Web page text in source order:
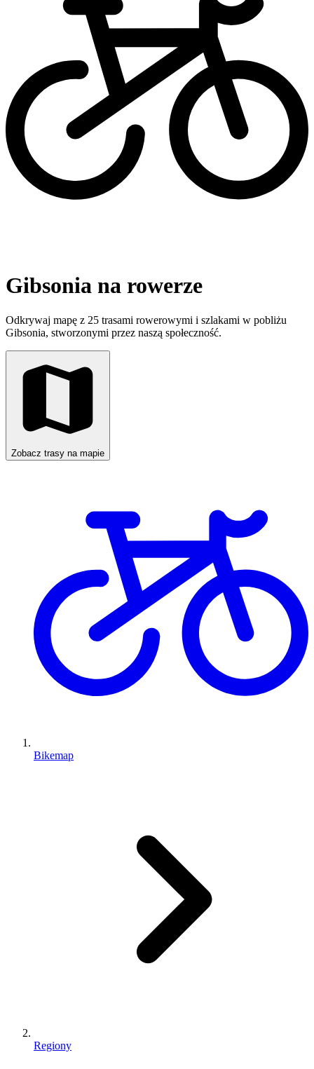
Gibsonia na rowerze
Odkrywaj mapę z 25 trasami rowerowymi i szlakami w pobliżu
Gibsonia, stworzonymi przez naszą społeczność.
Zobacz trasy na mapie
Bikemap
Regiony